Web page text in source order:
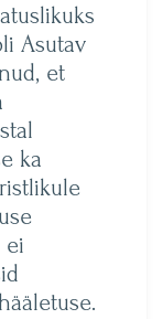
Asutav
et
ka
ei